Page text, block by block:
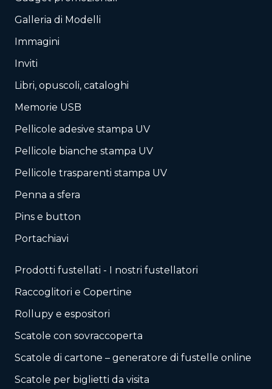
Galleria di Modelli
Immagini
Inviti
Libri, opuscoli, cataloghi
Memorie USB
Pellicole adesive stampa UV
Pellicole bianche stampa UV
Pellicole trasparenti stampa UV
Penna a sfera
Pins e button
Portachiavi
Prodotti fustellati - I nostri fustellatori
Raccoglitori e Copertine
Rollupy e espositori
Scatole con sovraccoperta
Scatole di cartone – generatore di fustelle online
Scatole per biglietti da visita